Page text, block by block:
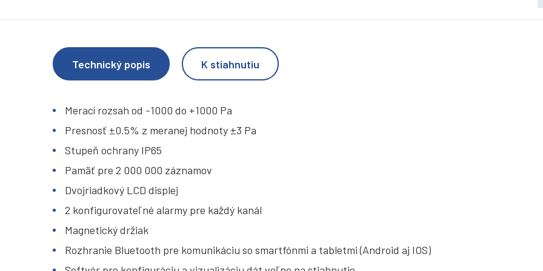
Technický popis K stiahnutiu
Merací rozsah od -1000 do +1000 Pa
Presnosť ±0.5% z meranej hodnoty ±3 Pa
Stupeň ochrany IP65
Pamäť pre 2 000 000 záznamov
Dvojriadkový LCD displej
2 konfigurovateľné alarmy pre každý kanál
Magnetický držiak
Rozhranie Bluetooth pre komunikáciu so smartfónmi a tabletmi (Android aj IOS)